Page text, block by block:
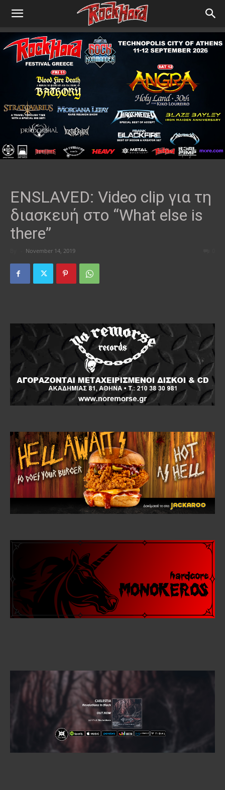
ENSLAVED: Video clip για τη
διασκευή στο “What else is
there”
November 14, 2019